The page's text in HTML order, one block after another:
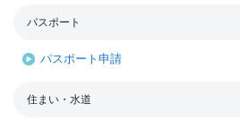
パスポート
パスポート申請
住まい・水道